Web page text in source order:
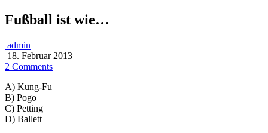
Fußball ist wie…
admin
18. Februar 2013
2 Comments
A) Kung-Fu
B) Pogo
C) Petting
D) Ballett